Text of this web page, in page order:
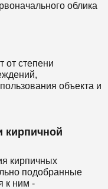
облика
от степени
объекта и
кирпичной
кирпичных
подобранные
к ним -